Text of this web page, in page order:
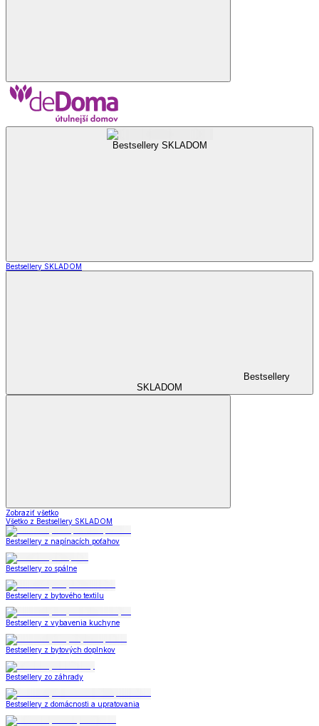
Bestsellery SKLADOM
Bestsellery SKLADOM
Bestsellery
SKLADOM
Zobraziť všetko
Všetko z Bestsellery SKLADOM
Bestsellery z napínacích poťahov
Bestsellery zo spálne
Bestsellery z bytového textilu
Bestsellery z vybavenia kuchyne
Bestsellery z bytových doplnkov
Bestsellery zo záhrady
Bestsellery z domácnosti a upratovania